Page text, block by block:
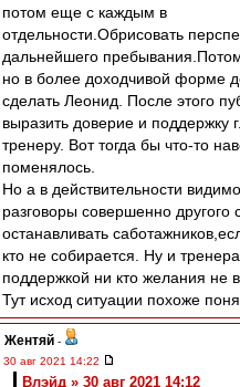
потом еще с каждым в
отдельности.Обрисовать
дальнейшего
но в более доходчивой форме
сделать Леонид. После этого
выразить доверие и поддержку
тренеру. Вот тогда бы что-то
поменялось.
Но а в действительности
разговоры совершенно другого
останавливать
кто не собирается. Ну и
поддержкой ни кто желания не
Тут исход ситуации похоже
Жентяй -
30 авг 2021 14:22
Влэйд » 30 авг 2021 14:12